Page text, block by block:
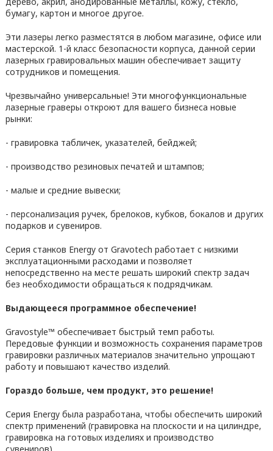
бумагу, картон и многое другое.
Эти лазеры легко разместятся в любом магазине, офисе или
мастерской. 1-й класс безопасности корпуса, данной серии
лазерных гравировальных машин обеспечивает защиту
сотрудников и помещения.
Чрезвычайно универсальные! Эти многофункциональные
лазерные граверы откроют для вашего бизнеса новые
рынки:
- гравировка табличек, указателей, бейджей;
- производство резиновых печатей и штампов;
- малые и средние вывески;
- персонализация ручек, брелоков, кубков, бокалов и других
подарков и сувениров.
Серия станков Energy от Gravotech работает c низкими
эксплуатационными расходами и позволяет
непосредственно на месте решать широкий спектр задач
без необходимости обращаться к подрядчикам.
Выдающееся программное обеспечение!
Gravostyle™ обеспечивает быстрый темп работы.
Передовые функции и возможность сохранения параметров
гравировки различных материалов значительно упрощают
работу и повышают качество изделий.
Гораздо больше, чем продукт, это решение!
Серия Energy была разработана, чтобы обеспечить широкий
спектр применений (гравировка на плоскости и на цилиндре,
гравировка на готовых изделиях и производство